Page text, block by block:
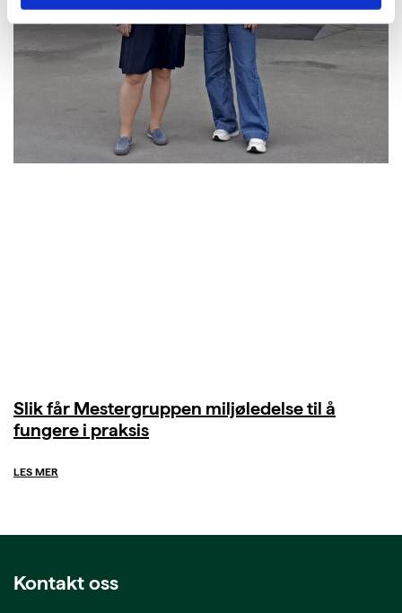
Slik får Mestergruppen miljøledelse til å
fungere i praksis
LES MER
Kontakt oss